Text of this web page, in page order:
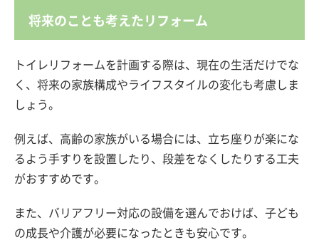
将来のことも考えたリフォーム
トイレリフォームを計画する際は、現在の生活だけでな
く、将来の家族構成やライフスタイルの変化も考慮しま
しょう。
例えば、高齢の家族がいる場合には、立ち座りが楽にな
るよう手すりを設置したり、段差をなくしたりする工夫
がおすすめです。
また、バリアフリー対応の設備を選んでおけば、子ども
の成長や介護が必要になったときも安心です。